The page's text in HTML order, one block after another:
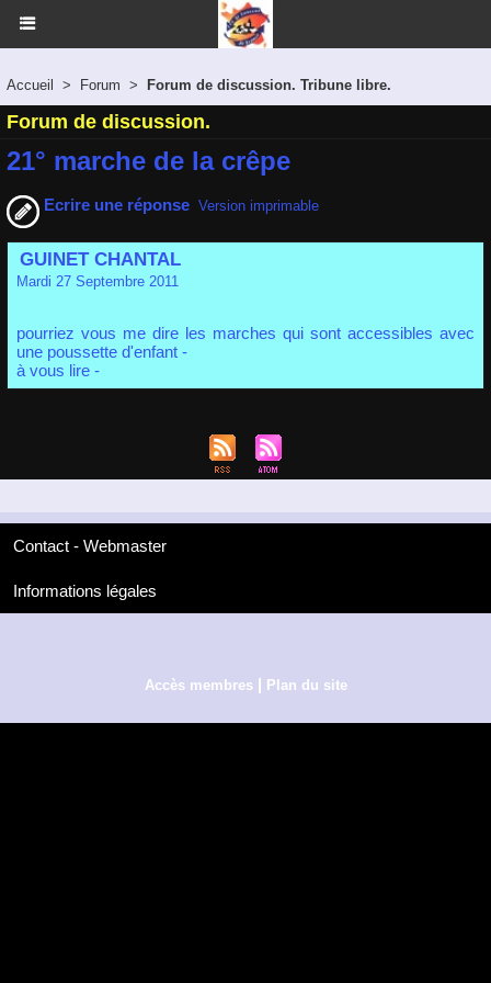
Accueil > Forum > Forum de discussion. Tribune libre.
Forum de discussion.
21° marche de la crêpe
Ecrire une réponse Version imprimable
GUINET CHANTAL
Mardi 27 Septembre 2011
pourriez vous me dire les marches qui sont accessibles avec
une poussette d'enfant -
à vous lire -
Contact - Webmaster
Informations légales
Accès membres | Plan du site